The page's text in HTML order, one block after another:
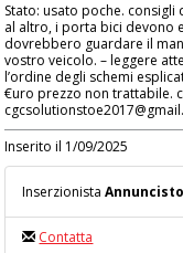
Stato: usato poche.
al altro, i porta bici devono
dovrebbero guardare il
vostro veicolo. – leggere
l’ordine degli schemi
€uro prezzo non trattabile.
Inserito il 1/09/2025
Inserzionista
Contatta